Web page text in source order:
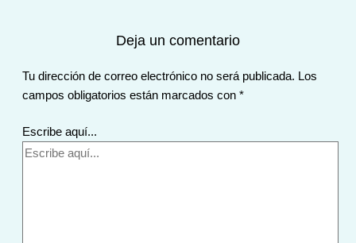
Deja un comentario
Tu dirección de correo electrónico no será publicada. Los
campos obligatorios están marcados con *
Escribe aquí...